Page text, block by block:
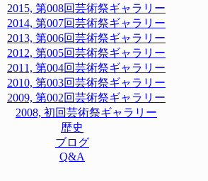
2015, 第008回芸術祭ギャラリー
2014, 第007回芸術祭ギャラリー
2013, 第006回芸術祭ギャラリー
2012, 第005回芸術祭ギャラリー
2011, 第004回芸術祭ギャラリー
2010, 第003回芸術祭ギャラリー
2009, 第002回芸術祭ギャラリー
2008, 初回芸術祭ギャラリー
歴史
ブログ
Q&A